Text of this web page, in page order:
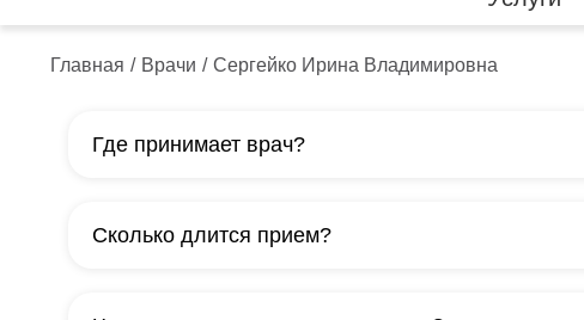
Главная / Врачи / Сергейко Ирина Владимировна
Где принимает врач?
стр. 1. Это удобно для пациентов, которые проходят
Сколько длится прием?